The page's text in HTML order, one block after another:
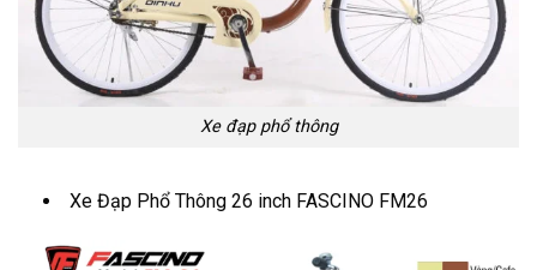
Xe đạp phổ thông
Xe Đạp Phổ Thông 26 inch FASCINO FM26